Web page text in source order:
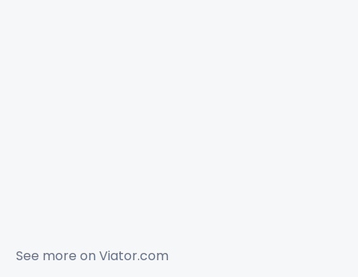
See more on Viator.com